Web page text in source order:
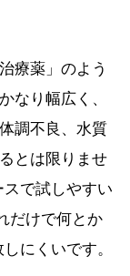
療薬」のよう
なり幅広く、
調不良、水質
とは限りませ
で試しやすい
だけで何とか
にくいです。